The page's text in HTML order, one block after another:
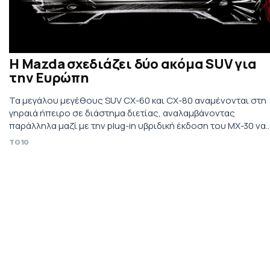
Η Mazda σχεδιάζει δύο ακόμα SUV για
την Ευρώπη
Τα μεγάλoυ μεγέθους SUV CX-60 και CX-80 αναμένονται στη
γηραιά ήπειρο σε διάστημα διετίας, αναλαμβάνοντας
παράλληλα μαζί με την plug-in υβριδική έκδοση του ΜΧ-30 να
δώσουν νέα ώθηση στα σχέδια εξηλεκτρισμού της
TO10